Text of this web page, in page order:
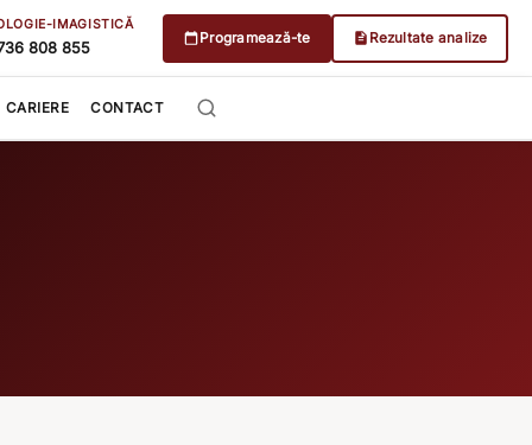
IMAGISTICĂ
808 855
Programează-te Rezultate analize
CARIERE CONTACT